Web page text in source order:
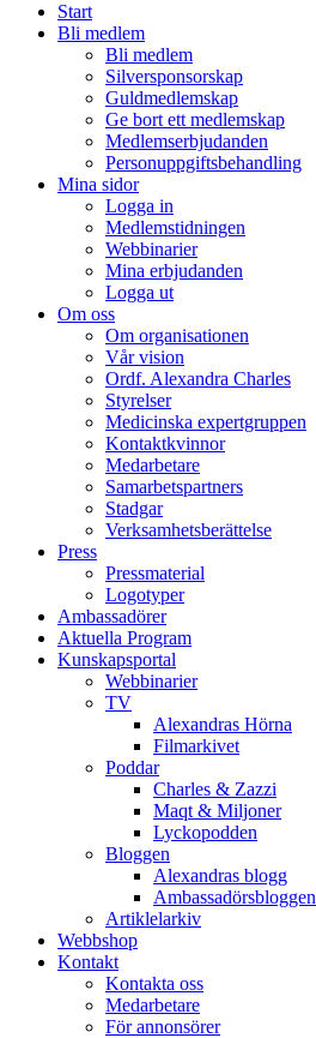
Start
Bli medlem
Bli medlem
Silversponsorskap
Guldmedlemskap
Ge bort ett medlemskap
Medlemserbjudanden
Personuppgiftsbehandling
Mina sidor
Logga in
Medlemstidningen
Webbinarier
Mina erbjudanden
Logga ut
Om oss
Om organisationen
Vår vision
Ordf. Alexandra Charles
Styrelser
Medicinska expertgruppen
Kontaktkvinnor
Medarbetare
Samarbetspartners
Stadgar
Verksamhetsberättelse
Press
Pressmaterial
Logotyper
Ambassadörer
Aktuella Program
Kunskapsportal
Webbinarier
TV
Alexandras Hörna
Filmarkivet
Poddar
Charles & Zazzi
Maqt & Miljoner
Lyckopodden
Bloggen
Alexandras blogg
Ambassadörsbloggen
Artiklelarkiv
Webbshop
Kontakt
Kontakta oss
Medarbetare
För annonsörer